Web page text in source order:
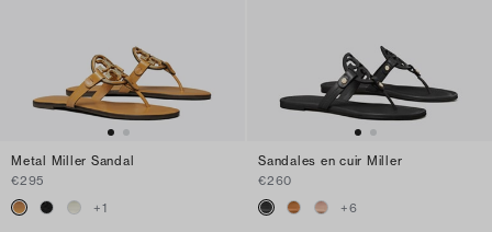
Metal Miller Sandal
€295
+1
Sandales en cuir Miller
€260
+6